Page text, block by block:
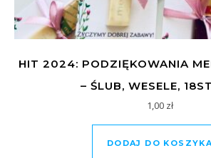
HIT 2024: PODZIĘKOWANIA
– ŚLUB, WESELE,
1,00 zł
DODAJ DO KOSZYKA